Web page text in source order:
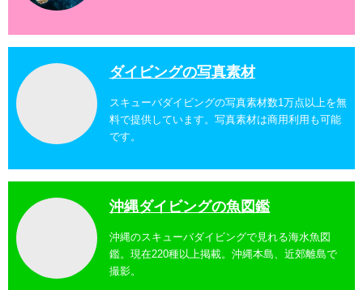
ダイビングの写真素材
スキューバダイビングの写真素材数1万点以上を無
料で提供しています。写真素材は商用利用も可能
です。
沖縄ダイビングの魚図鑑
沖縄のスキューバダイビングで見れる海水魚図
鑑。現在220種以上掲載。沖縄本島、近郊離島で
撮影。